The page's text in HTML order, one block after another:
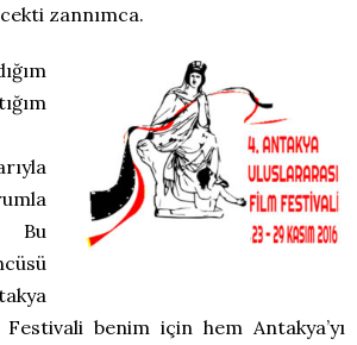
zannımca.
Bu
benim için hem Antakya’yı